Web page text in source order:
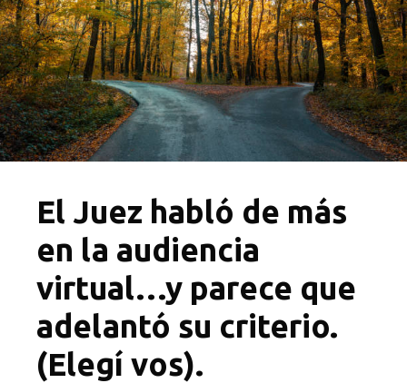
El Juez habló de más
en la audiencia
virtual…y parece que
adelantó su criterio.
(Elegí vos).